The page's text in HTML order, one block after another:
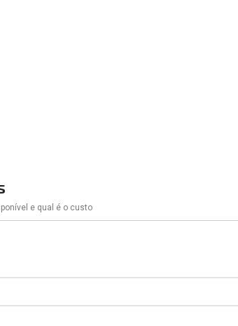
e qual é o custo